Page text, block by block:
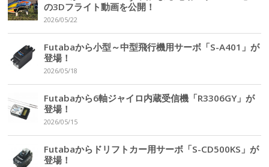
の3Dフライト動画を公開！
2026/05/22
Futabaから小型～中型飛行機用サーボ「S-A401」が
登場！
2026/05/18
Futabaから6軸ジャイロ内蔵受信機「R3306GY」が
登場！
2026/05/15
Futabaからドリフトカー用サーボ「S-CD500KS」が
登場！